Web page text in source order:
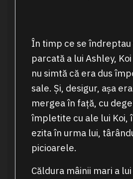
În timp ce se îndreptau
parcată a lui Ashley,
nu simtă că era dus
sale. Și, desigur, așa
mergea în față, cu
împletite cu ale lui Koi,
ezita în urma lui,
picioarele.
Căldura mâinii mari a